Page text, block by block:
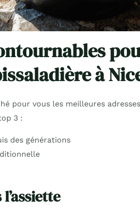
à
pour vous les meilleures
3 :
des générations